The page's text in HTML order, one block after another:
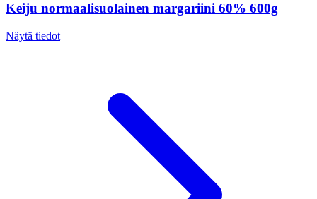
Keiju normaalisuolainen margariini 60% 600g
Näytä tiedot